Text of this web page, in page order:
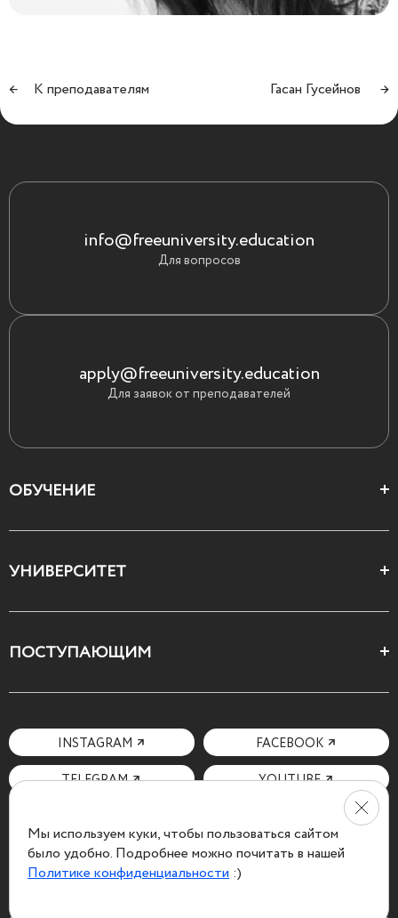
← К преподавателям Гасан Гусейнов →
Мы используем куки, чтобы пользоваться сайтом
было удобно. Подробнее можно почитать в нашей
Политике конфиденциальности :)
info@freeuniversity.education
Для вопросов
apply@freeuniversity.education
Для заявок от преподавателей
INSTAGRAM FACEBOOK
TELEGRAM YOUTUBE
ОБУЧЕНИЕ
Все курсы
УНИВЕРСИТЕТ
Декларация ценностей
ПОСТУПАЮЩИМ
Мотивационное письмо
Вопросы и ответы